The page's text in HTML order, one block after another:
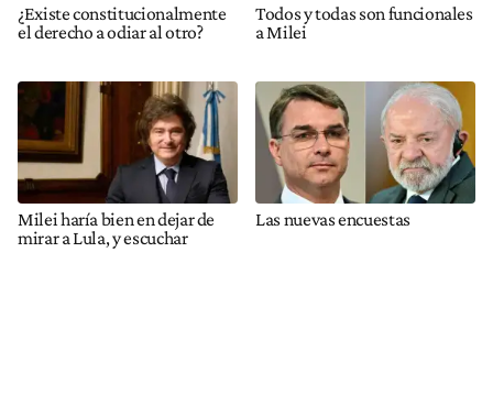
¿Existe constitucionalmente
el derecho a odiar al otro?
Todos y todas son funcionales
a Milei
Milei haría bien en dejar de
mirar a Lula, y escuchar
Las nuevas encuestas